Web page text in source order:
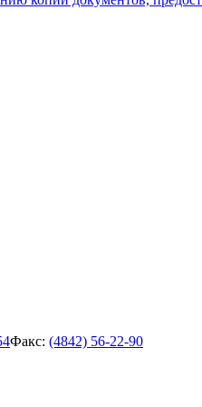
Факс: (4842) 56-22-90